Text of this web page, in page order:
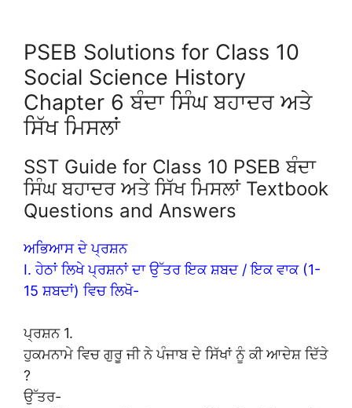
PSEB Solutions for Class 10
Social Science History
Chapter 6 ਬੰਦਾ ਸਿੰਘ ਬਹਾਦਰ ਅਤੇ
ਸਿੱਖ ਮਿਸਲਾਂ
SST Guide for Class 10 PSEB ਬੰਦਾ
ਸਿੰਘ ਬਹਾਦਰ ਅਤੇ ਸਿੱਖ ਮਿਸਲਾਂ Textbook
Questions and Answers
ਅਭਿਆਸ ਦੇ ਪ੍ਰਸ਼ਨ
I. ਹੇਠਾਂ ਲਿਖੇ ਪ੍ਰਸ਼ਨਾਂ ਦਾ ਉੱਤਰ ਇਕ ਸ਼ਬਦ / ਇਕ ਵਾਕ (1-
15 ਸ਼ਬਦਾਂ) ਵਿਚ ਲਿਖੋ-
ਪ੍ਰਸ਼ਨ 1.
ਹੁਕਮਨਾਮੇ ਵਿਚ ਗੁਰੂ ਜੀ ਨੇ ਪੰਜਾਬ ਦੇ ਸਿੱਖਾਂ ਨੂੰ ਕੀ ਆਦੇਸ਼ ਦਿੱਤੇ
?
ਉੱਤਰ-